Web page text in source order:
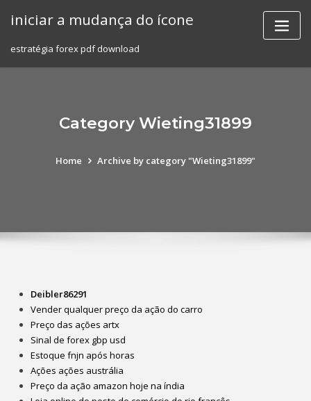
iniciar a mudança do ícone
estratégia forex pdf download
Category Wieting31899
Home Archive by category "Wieting31899"
Deibler86291
Vender qualquer preço da ação do carro
Preço das ações artx
Sinal de forex gbp usd
Estoque fnjn após horas
Ações ações austrália
Preço da ação amazon hoje na índia